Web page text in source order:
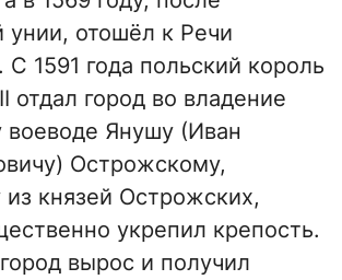
отошёл к Речи
С 1591 года польский король
отдал город во владение
воеводе Янушу (Иван
Острожскому,
князей Острожских,
укрепил крепость.
вырос и получил